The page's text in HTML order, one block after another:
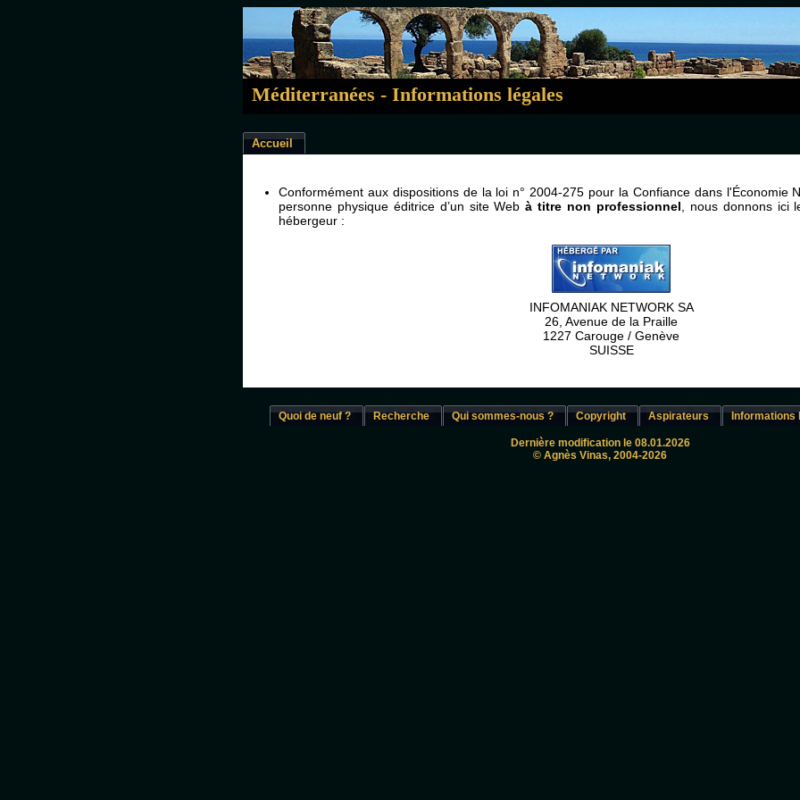
Méditerranées - Informations légales
Accueil
Conformément aux dispositions de la loi n° 2004-275 pour la Confiance dans l'Économie
personne physique éditrice d’un site Webà titre non professionnel , nous donnons ici
hébergeur :
INFOMANIAK NETWORK SA
26, Avenue de la Praille
1227 Carouge / Genève
SUISSE
Quoi de neuf ? Recherche Qui sommes-nous ? Copyright Aspirateurs Informations
Dernière modification le 08.01.2026
© Agnès Vinas, 2004-2026